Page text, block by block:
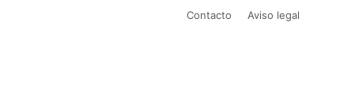
Contacto Aviso legal